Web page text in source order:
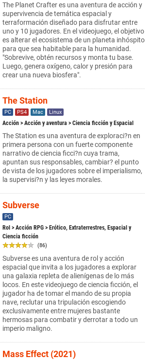
The Planet Crafter es una aventura de acción y
supervivencia de temática espacial y
terraformación diseñado para disfrutar entre
uno y 10 jugadores. En el videojuego, el objetivo
es alterar el ecosistema de un planeta inhóspito
para que sea habitable para la humanidad.
"Sobrevive, obtén recursos y monta tu base.
Luego, genera oxígeno, calor y presión para
crear una nueva biosfera".
The Station
PC PS4 Mac Linux
Acción > Acción y aventura > Ciencia ficción y Espacial
The Station es una aventura de exploraci?n en
primera persona con un fuerte componente
narrativo de ciencia ficci?n cuya trama,
apuntan sus responsables, cambiar? el punto
de vista de los jugadores sobre el imperialismo,
la supervisi?n y las leyes morales.
Subverse
PC
Rol > Acción RPG > Erótico, Extraterrestres, Espacial y
Ciencia ficción
(86)
Subverse es una aventura de rol y acción
espacial que invita a los jugadores a explorar
una galaxia repleta de alienígenas de lo más
locos. En este videojuego de ciencia ficción, el
jugador ha de tomar el mando de su propia
nave, reclutar una tripulación escogiendo
exclusivamente entre mujeres bastante
hermosas para combatir y derrotar a todo un
imperio maligno.
Mass Effect (2021)